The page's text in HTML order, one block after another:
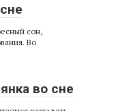
сон,
Во
во сне